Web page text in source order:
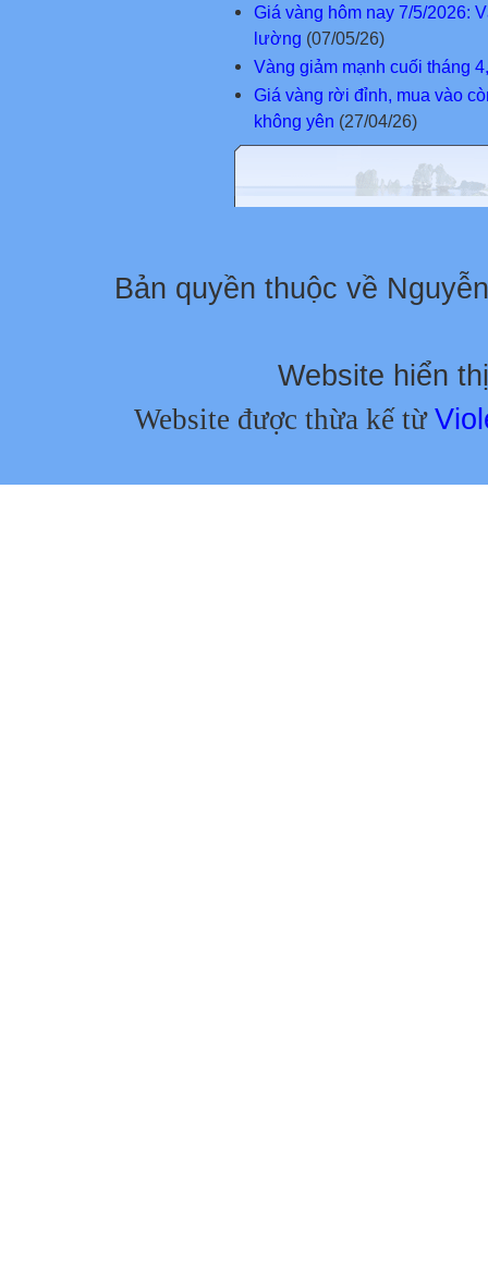
Giá vàng hôm nay 7/5/2026:
lường (07/05/26)
Vàng giảm mạnh cuối tháng
Giá vàng rời đỉnh, mua vào
không yên (27/04/26)
Bản quyền thuộc về
Website hiển
Website được thừa kế từ